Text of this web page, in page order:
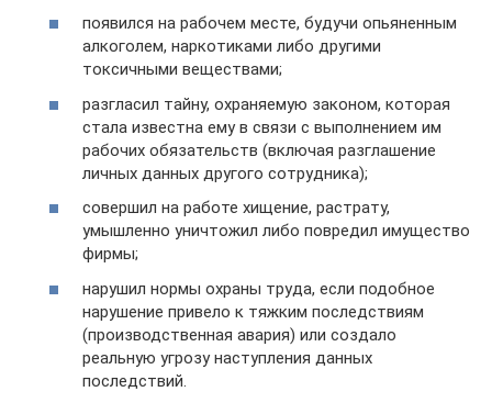
появился на рабочем месте, будучи опьяненным
алкоголем, наркотиками либо другими
токсичными веществами;
разгласил тайну, охраняемую законом, которая
стала известна ему в связи с выполнением им
рабочих обязательств (включая разглашение
личных данных другого сотрудника);
совершил на работе хищение, растрату,
умышленно уничтожил либо повредил имущество
фирмы;
нарушил нормы охраны труда, если подобное
нарушение привело к тяжким последствиям
(производственная авария) или создало
реальную угрозу наступления данных
последствий.